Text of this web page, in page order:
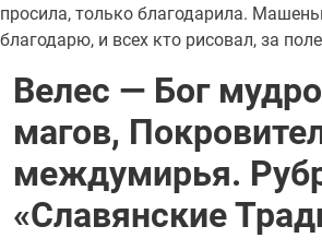
просила, только благодарила.
благодарю, и всех кто рисовал, за
Велес — Бог
магов,
междумирья.
«Славянские